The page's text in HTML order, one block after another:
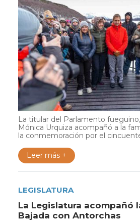
La titular del Parlamento
Mónica Urquiza acompañó a la
la conmemoración por el
Leer más +
LEGISLATURA
La Legislatura acompañó
Bajada con Antorchas